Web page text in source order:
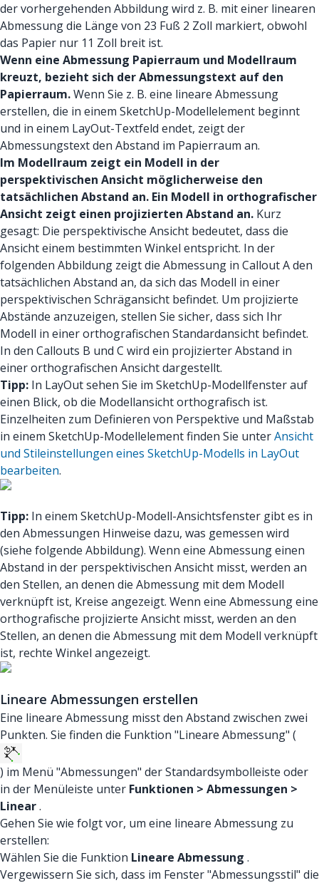
der vorhergehenden Abbildung wird z. B. mit einer linearen
Abmessung die Länge von 23 Fuß 2 Zoll markiert, obwohl
das Papier nur 11 Zoll breit ist.
Wenn eine Abmessung Papierraum und Modellraum
kreuzt, bezieht sich der Abmessungstext auf den
Papierraum.Wenn Sie z. B. eine lineare Abmessung
erstellen, die in einem SketchUp-Modellelement beginnt
und in einem LayOut-Textfeld endet, zeigt der
Abmessungstext den Abstand im Papierraum an.
Im Modellraum zeigt ein Modell in der
perspektivischen Ansicht möglicherweise den
tatsächlichen Abstand an. Ein Modell in orthografischer
Ansicht zeigt einen projizierten Abstand an. Kurz
gesagt: Die perspektivische Ansicht bedeutet, dass die
Ansicht einem bestimmten Winkel entspricht. In der
folgenden Abbildung zeigt die Abmessung in Callout A den
tatsächlichen Abstand an, da sich das Modell in einer
perspektivischen Schrägansicht befindet. Um projizierte
Abstände anzuzeigen, stellen Sie sicher, dass sich Ihr
Modell in einer orthografischen Standardansicht befindet.
In den Callouts B und C wird ein projizierter Abstand in
einer orthografischen Ansicht dargestellt.
Tipp: In LayOut sehen Sie im SketchUp-Modellfenster auf
einen Blick, ob die Modellansicht orthografisch ist.
Einzelheiten zum Definieren von Perspektive und Maßstab
in einem SketchUp-Modellelement finden Sie unterAnsicht
und Stileinstellungen eines SketchUp-Modells in LayOut
bearbeiten.
Tipp: In einem SketchUp-Modell-Ansichtsfenster gibt es in
den Abmessungen Hinweise dazu, was gemessen wird
(siehe folgende Abbildung). Wenn eine Abmessung einen
Abstand in der perspektivischen Ansicht misst, werden an
den Stellen, an denen die Abmessung mit dem Modell
verknüpft ist, Kreise angezeigt. Wenn eine Abmessung eine
orthografische projizierte Ansicht misst, werden an den
Stellen, an denen die Abmessung mit dem Modell verknüpft
ist, rechte Winkel angezeigt.
Lineare Abmessungen erstellen
Eine lineare Abmessung misst den Abstand zwischen zwei
Punkten. Sie finden die Funktion "Lineare Abmessung" (
) im Menü "Abmessungen" der Standardsymbolleiste oder
in der Menüleiste unter Funktionen > Abmessungen >
Linear.
Gehen Sie wie folgt vor, um eine lineare Abmessung zu
erstellen:
Wählen Sie die Funktion Lineare Abmessung .
Vergewissern Sie sich, dass im Fenster "Abmessungsstil" die